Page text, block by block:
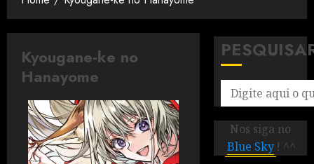
Kyougane-ke no
Hanayome
Nos siga no
Blue Sky ! ^^